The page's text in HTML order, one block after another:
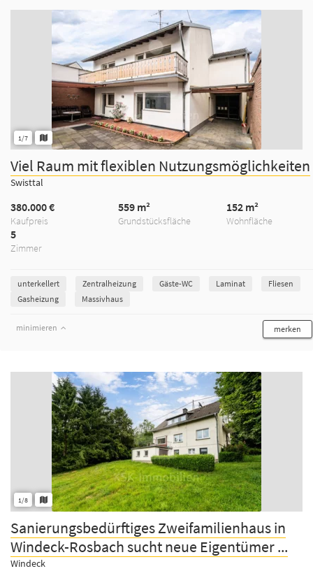
1/7
Viel Raum mit flexiblen Nutzungsmöglichkeiten
Swisttal
Kaufpreis
380.000 €
Grundstücksfläche
559 m²
Wohnfläche
152 m²
Zimmer
5
unterkellert Zentralheizung Gäste-WC Laminat
Fliesen
Gasheizung
Massivhaus
minimieren merken
1/8
Sanierungsbedürftiges Zweifamilienhaus in
Windeck-Rosbach sucht neue Eigentümer ...
Windeck